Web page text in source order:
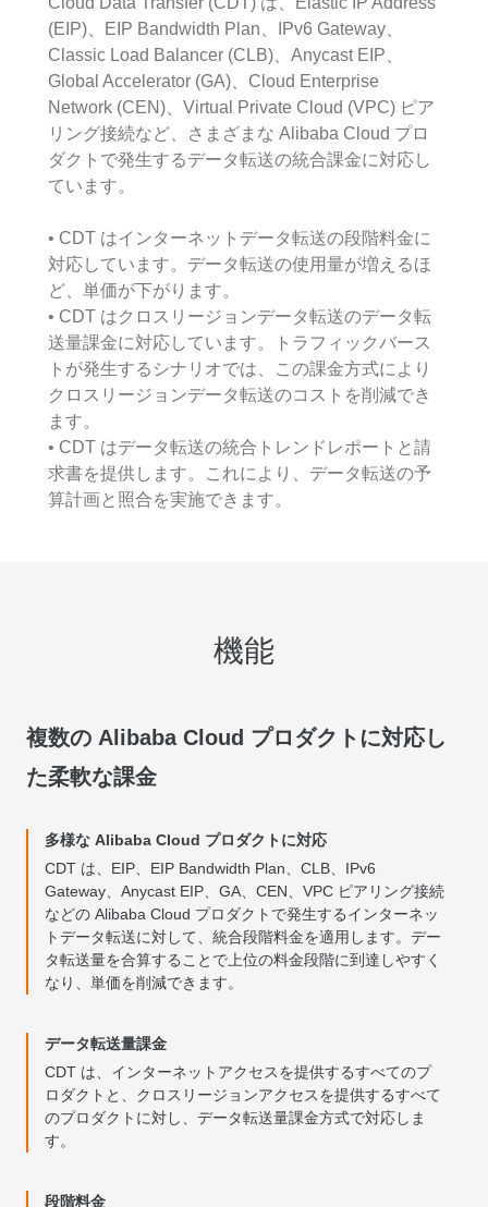
(EIP)、EIP Bandwidth Plan、IPv6 Gateway、
Classic Load Balancer (CLB)、Anycast EIP、
Global Accelerator (GA)、Cloud Enterprise
Network (CEN)、Virtual Private Cloud (VPC) ピア
リング接続など、さまざまな Alibaba Cloud プロ
ダクトで発生するデータ転送の統合課金に対応し
ています。
• CDT はインターネットデータ転送の段階料金に
対応しています。データ転送の使用量が増えるほ
ど、単価が下がります。
• CDT はクロスリージョンデータ転送のデータ転
送量課金に対応しています。トラフィックバース
トが発生するシナリオでは、この課金方式により
クロスリージョンデータ転送のコストを削減でき
ます。
• CDT はデータ転送の統合トレンドレポートと請
求書を提供します。これにより、データ転送の予
算計画と照合を実施できます。
機能
複数の Alibaba Cloud プロダクトに対応し
た柔軟な課金
多様な Alibaba Cloud プロダクトに対応
CDT は、EIP、EIP Bandwidth Plan、CLB、IPv6
Gateway、Anycast EIP、GA、CEN、VPC ピアリング接続
などの Alibaba Cloud プロダクトで発生するインターネッ
トデータ転送に対して、統合段階料金を適用します。デー
タ転送量を合算することで上位の料金段階に到達しやすく
なり、単価を削減できます。
データ転送量課金
CDT は、インターネットアクセスを提供するすべてのプ
ロダクトと、クロスリージョンアクセスを提供するすべて
のプロダクトに対し、データ転送量課金方式で対応しま
す。
段階料金